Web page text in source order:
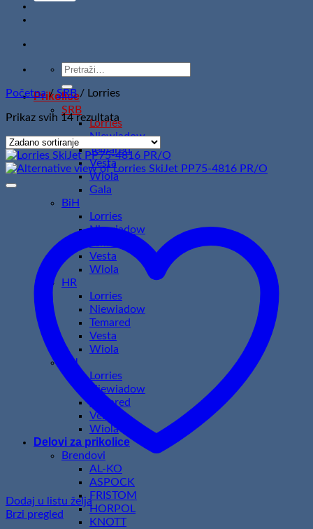
Pretraži:
Prikolice
SRB
Lorries
Niewiadow
Temared
Vesta
Wiola
Gala
BiH
Lorries
Niewiadow
Vesta
Wiola
HR
Lorries
Niewiadow
Temared
Vesta
Wiola
HU
Lorries
Niewiadow
Temared
Vesta
Wiola
Delovi za prikolice
Brendovi
AL-KO
ASPOCK
FRISTOM
HORPOL
KNOTT
Početna / SRB / Lorries
Prikaz svih 14 rezultata
Dodaj u listu želja
Brzi pregled